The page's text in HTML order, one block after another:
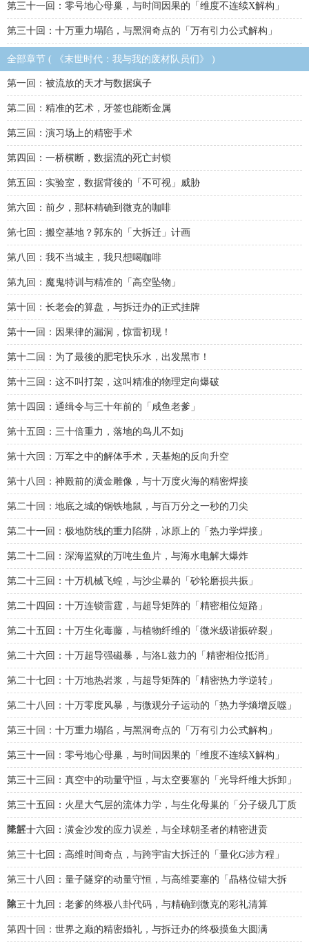
第三十一回：零号地心母巢，与时间因果的「维度不连续X解构」
第三十回：十万重力塌陷，与黑洞奇点的「万有引力公式解构」
全部章节 ( 《末世时代：我与我的废材队员们》 )
第一回：被流放的天才与数据疯子
第二回：精准的艺术，牙签也能断金属
第三回：演习场上的精密手术
第四回：一桥横断，数据流的死亡封锁
第五回：实验室，数据背後的「不可视」威胁
第六回：前夕，那杯精确到微克的咖啡
第七回：搬空基地？郭东的「大拆迁」计画
第八回：我不当城主，我只想喝咖啡
第九回：魔鬼特训与精准的「高空坠物」
第十回：长老会的算盘，与拆迁办的正式挂牌
第十一回：因果律的漏洞，惊雷初现！
第十二回：为了最後的肥宅快乐水，出发黑市！
第十三回：这不叫打架，这叫精准的物理定向爆破
第十四回：通缉令与三十年前的「咸鱼老爹」
第十五回：三十倍重力，落地的鸟儿不如j
第十六回：万军之中的解体手术，天基炮的反向升空
第十八回：神殿前的潢金雕像，与十万度火海的精密焊接
第二十回：地底之城的钢铁地鼠，与百万分之一秒的刀尖
第二十一回：极地防线的重力陷阱，冰原上的「热力学焊接」
第二十二回：深海监狱的万吨生鱼片，与海水电解大爆炸
第二十三回：十万机械飞蝗，与沙尘暴的「砂轮磨损共振」
第二十四回：十万连锁雷霆，与超导矩阵的「精密相位短路」
第二十五回：十万生化毒藤，与植物纤维的「微米级谐振碎裂」
第二十六回：十万超导强磁暴，与洛L兹力的「精密相位抵消」
第二十七回：十万地热岩浆，与超导矩阵的「精密热力学逆转」
第二十八回：十万零度风暴，与微观分子运动的「热力学熵增反噬」
第三十回：十万重力塌陷，与黑洞奇点的「万有引力公式解构」
第三十一回：零号地心母巢，与时间因果的「维度不连续X解构」
第三十三回：真空中的动量守恒，与太空要塞的「光导纤维大拆卸」
第三十五回：火星大气层的流体力学，与生化母巢的「分子级几丁质
降解」
第三十六回：潢金沙发的应力误差，与全球朝圣者的精密进贡
第三十七回：高维时间奇点，与跨宇宙大拆迁的「量化G涉方程」
第三十八回：量子隧穿的动量守恒，与高维要塞的「晶格位错大拆
除」
第三十九回：老爹的终极八卦代码，与精确到微克的彩礼清算
第四十回：世界之巅的精密婚礼，与拆迁办的终极摸鱼大圆满